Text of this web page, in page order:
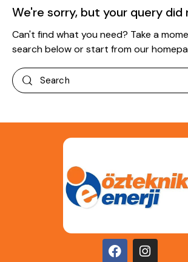
We're sorry, but your query
Can't find what you need? Take a
search below or start fromour